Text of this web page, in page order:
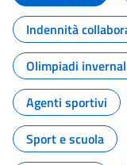
Indennità
Olimpiadi
Agenti sportivi
Sport e scuola